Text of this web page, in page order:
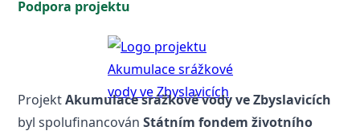
Podpora projektu
ProjektAkumulace srážkové vody ve Zbyslavicích
byl spolufinancován Státním fondem životního